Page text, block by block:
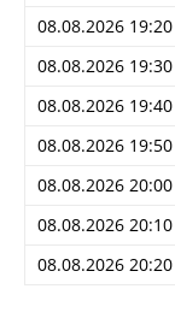
08.08.2026 19:20
08.08.2026 19:30
08.08.2026 19:40
08.08.2026 19:50
08.08.2026 20:00
08.08.2026 20:10
08.08.2026 20:20